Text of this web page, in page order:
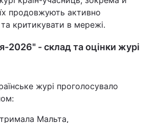
продовжують активно
критикувати в мережі.
2026" - склад та оцінки журі
журі проголосувало
Мальта,